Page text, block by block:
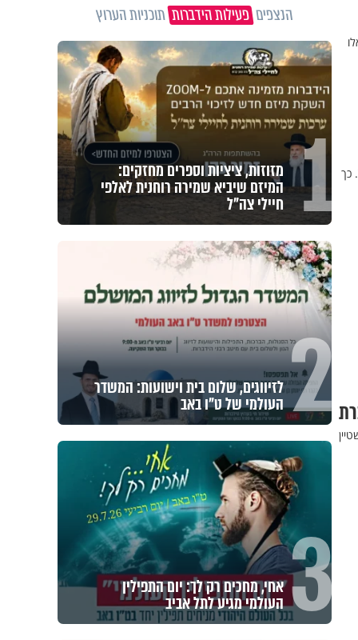
כך
הנצפיםפעילות הידברותתוכניות הערוץ
1 מזוזות, ציציות וספרים מחזקים:
המיזם שיביא שמירה רוחנית לאלפי
חיילי צה"ל
2 לזיווגים, שלום בית וישועות: המשדר
העולמי של ט"ו באב
3 אחי, מחכים רק לך: יום התפילין
העולמי מגיע לתל אביב